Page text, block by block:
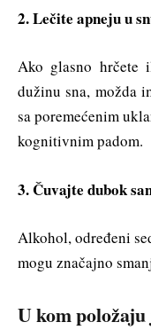
2. Lečite apneju u
Ako glasno hrčete
dužinu sna, možda
sa poremećenim
kognitivnim padom.
3. Čuvajte dubok
Alkohol, određeni
mogu značajno
U kom